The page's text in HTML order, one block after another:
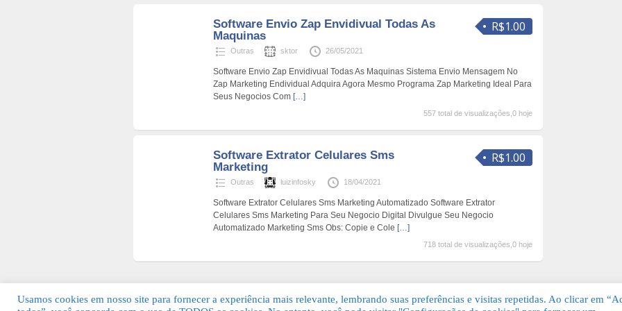
R$1.00
Software Envio Zap Envidivual Todas As
Maquinas
Outras sktor 26/05/2021
Software Envio Zap Envidivual Todas As Maquinas Sistema Envio Mensagem No
Zap Marketing Endividual Adquira Agora Mesmo Programa Zap Marketing Ideal Para
Seus Negocios Com […]
557 total de visualizações,0 hoje
R$1.00
Software Extrator Celulares Sms
Marketing
Outras luizinfosky 18/04/2021
Software Extrator Celulares Sms Marketing Automatizado Software Extrator
Celulares Sms Marketing Para Seu Negocio Digital Divulgue Seu Negocio
Automatizado Marketing Sms Obs: Copie e Cole […]
718 total de visualizações,0 hoje
Usamos cookies em nosso site para fornecer a experiência mais relevante, lembrando suas preferências e visitas repetidas. Ao clicar em